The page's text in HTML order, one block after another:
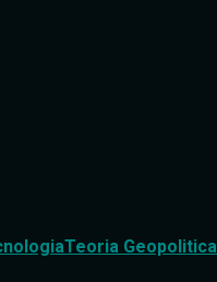
Teoria Geopolitica